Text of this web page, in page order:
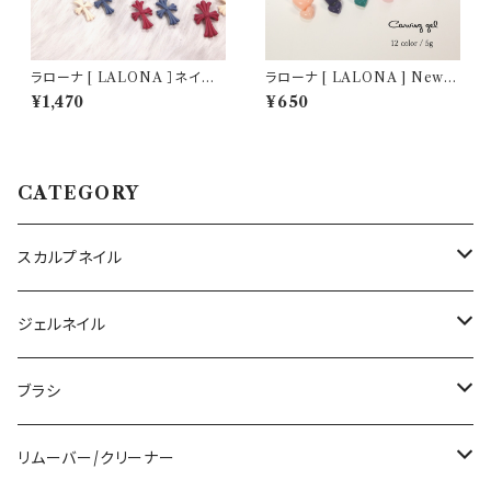
ラローナ [ LALONA ］ネイル
シリコンモールド ( クロス・4デ
ザイン ) ジェルネイル/レジン/
¥1,470
ラローナ [ LALONA ] New
カービングジェルA ( 5g ) ジェ
ルネイル/ソークオフ/3Dジェル/
¥650
CATEGORY
スカルプネイル
アクリルジェル
アクリルリキッド
その他ツール
ジェルネイル
トップジェル
ベースジェル
ブラシ
ジェルブラシ
リムーバー/クリーナー